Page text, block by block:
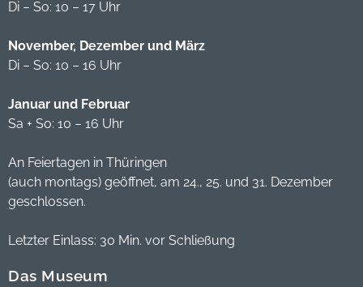
Di – So: 10 – 17 Uhr
November, Dezember und März
Di – So: 10 – 16 Uhr
Januar und Februar
Sa + So: 10 – 16 Uhr
An Feiertagen in Thüringen
(auch montags) geöffnet, am 24., 25. und 31. Dezember
geschlossen.
Letzter Einlass: 30 Min. vor Schließung
Das Museum